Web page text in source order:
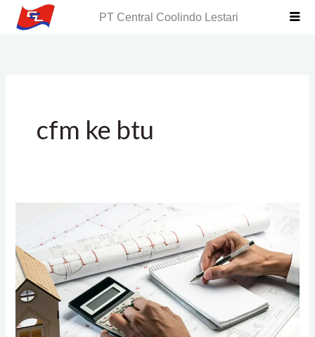
PT Central Coolindo Lestari
cfm ke btu
per
BTU
dalam
HVAC?
Konversi